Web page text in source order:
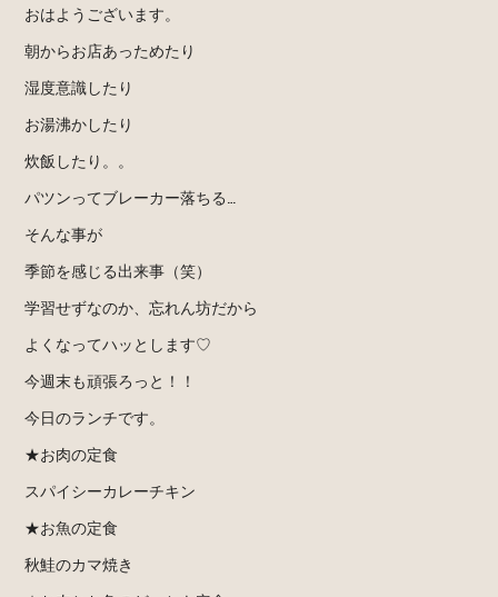
おはようございます。
朝からお店あっためたり
湿度意識したり
お湯沸かしたり
炊飯したり。。
パツンってブレーカー落ちる…
そんな事が
季節を感じる出来事（笑）
学習せずなのか、忘れん坊だから
よくなってハッとします♡
今週末も頑張ろっと！！
今日のランチです。
★お肉の定食
スパイシーカレーチキン
★お魚の定食
秋鮭のカマ焼き